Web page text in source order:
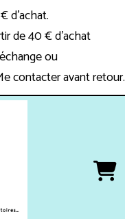
d'achat.
de 40 € d'achat
ou
contacter avant retour.